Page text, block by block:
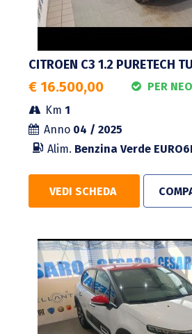
CITROEN C3 1.2 PURETECH
€ 16.500,00
PER
Km 1
Anno04 / 2025
Alim. Benzina Verde
VEDI SCHEDA